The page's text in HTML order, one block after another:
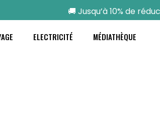
🚚 Jusqu’à 10% de
ELECTRICITÉ MÉDIATHÈQUE